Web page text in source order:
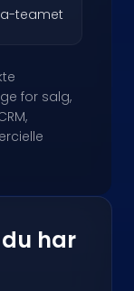
teamet
for salg,
har